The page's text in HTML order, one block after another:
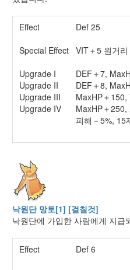
Effect
Def 25
Special Effect VIT＋5 원거
Upgrade I
DEF＋7,
Upgrade II
DEF＋8,
Upgrade III
MaxHP＋150,
Upgrade IV
MaxHP＋
피해－5%, 15
낙원단 망토[1] [걸칠것]
낙원단에 가입한 사람에게 지급
Effect Def 6